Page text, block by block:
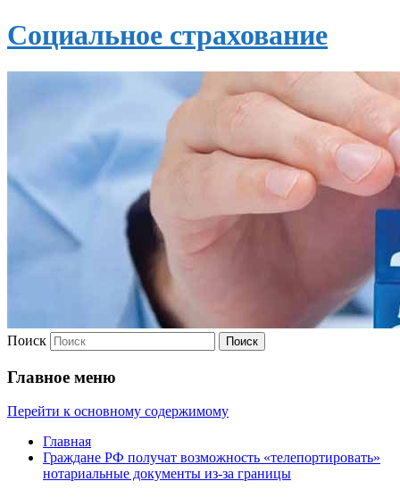
Социальное страхование
Поиск
Главное меню
Перейти к основному содержимому
Главная
Граждане РФ получат возможность «телепортировать»
нотариальные документы из-за границы